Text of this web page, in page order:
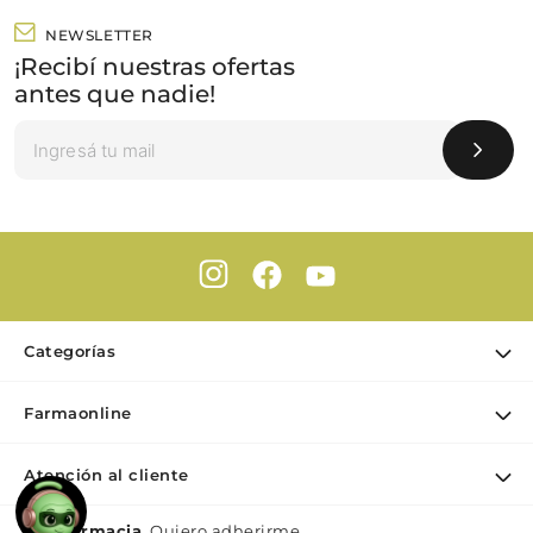
NEWSLETTER
¡Recibí nuestras ofertas
antes que nadie!
Categorías
Dermocosmética
Maquillaje
Farmaonline
Puntos de retiro
Atención al cliente
Contacto